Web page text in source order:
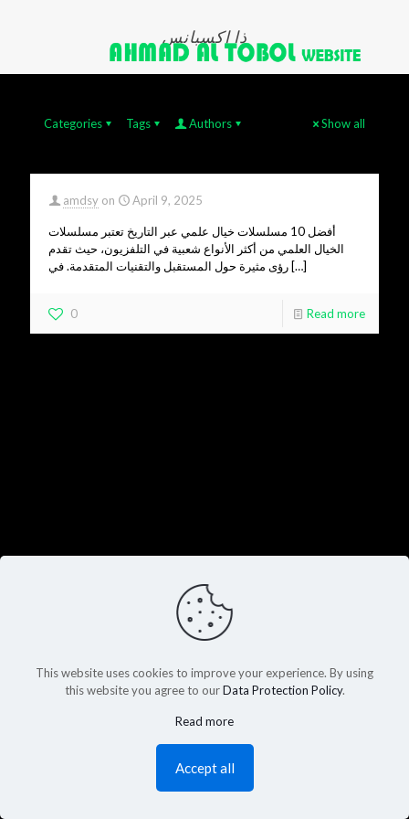
ذا إكسبانس
Categories Tags Authors Show all
amdsy on April 9, 2025
أفضل 10 مسلسلات خيال علمي عبر التاريخ تعتبر مسلسلات
الخيال العلمي من أكثر الأنواع شعبية في التلفزيون، حيث تقدم
رؤى مثيرة حول المستقبل والتقنيات المتقدمة. في […]
0 Read more
This website uses cookies to improve your experience. By using
this website you agree to ourData Protection Policy.
Read more
Accept all